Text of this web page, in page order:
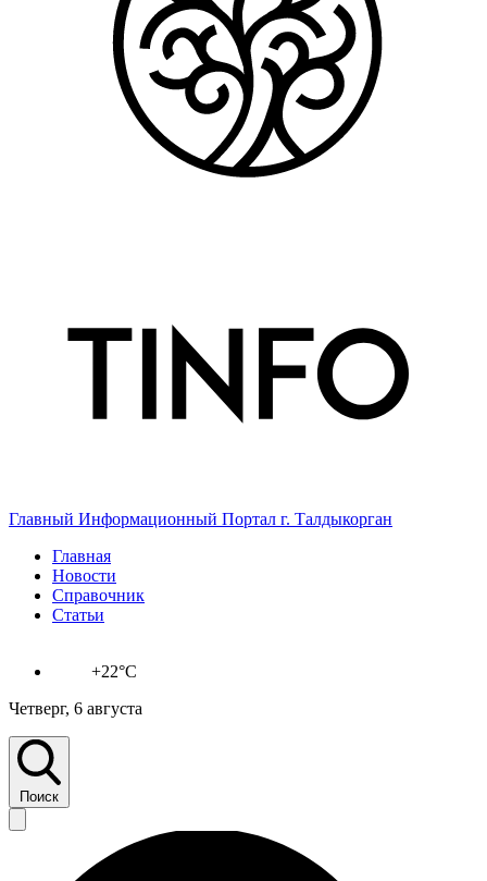
Главный Информационный Портал г. Талдыкорган
Главная
Новости
Справочник
Статьи
+22°C
Четверг, 6 августа
Поиск